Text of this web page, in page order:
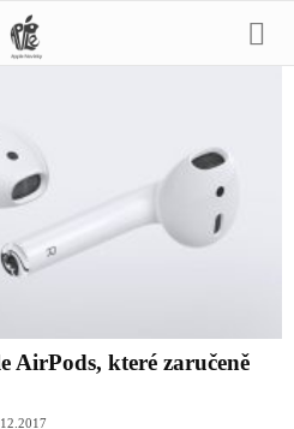
které zaručeně